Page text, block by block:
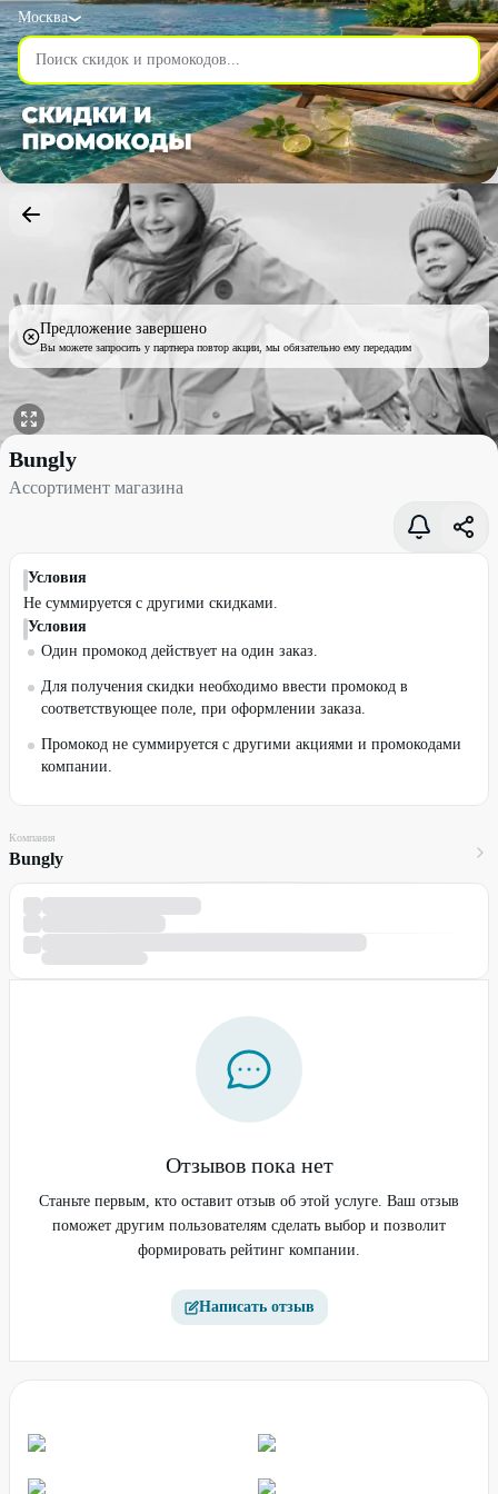
Москва
Предложение завершено
Вы можете запросить у партнера повтор акции, мы обязательно ему передадим
Ассортимент магазина со скидкой 7% - Bungly в Москве
Bungly
Ассортимент магазина
Условия
Не суммируется с другими скидками.
Условия
Один промокод действует на один заказ.
Для получения скидки необходимо ввести промокод в
соответствующее поле, при оформлении заказа.
Промокод не суммируется с другими акциями и промокодами
компании.
Компания
Bungly
Отзывов пока нет
Станьте первым, кто оставит отзыв об этой услуге. Ваш отзыв
поможет другим пользователям сделать выбор и позволит
формировать рейтинг компании.
Написать отзыв